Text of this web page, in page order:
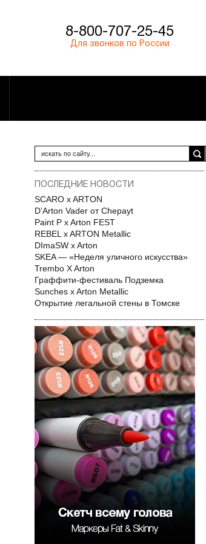
8-800-707-25-45
Для звонков по России
ПОСЛЕДНИЕ НОВОСТИ
SCARO x ARTON
D’Arton Vader от Chepayt
Paint P x Arton FEST
REBEL x ARTON Metallic
DImaSW x Arton
SKEA — «Неделя уличного искусства»
Trembo X Arton
Граффити-фестиваль Подземка
Sunches x Arton Metallic
Открытие легальной стены в Томске